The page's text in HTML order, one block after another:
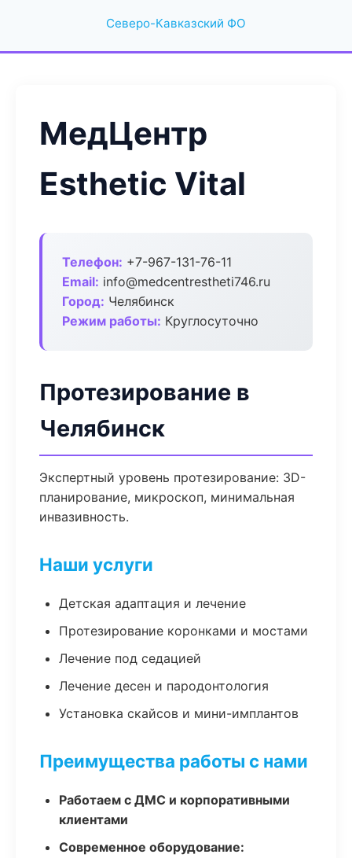
Северо-Кавказский ФО
МедЦентр
Esthetic Vital
Телефон: +7-967-131-76-11
Email: info@medcentrestheti746.ru
Город: Челябинск
Режим работы: Круглосуточно
Протезирование в
Челябинск
Экспертный уровень протезирование: 3D-
планирование, микроскоп, минимальная
инвазивность.
Наши услуги
Детская адаптация и лечение
Протезирование коронками и мостами
Лечение под седацией
Лечение десен и пародонтология
Установка скайсов и мини-имплантов
Преимущества работы с нами
Работаем с ДМС и корпоративными
клиентами
Современное оборудование: